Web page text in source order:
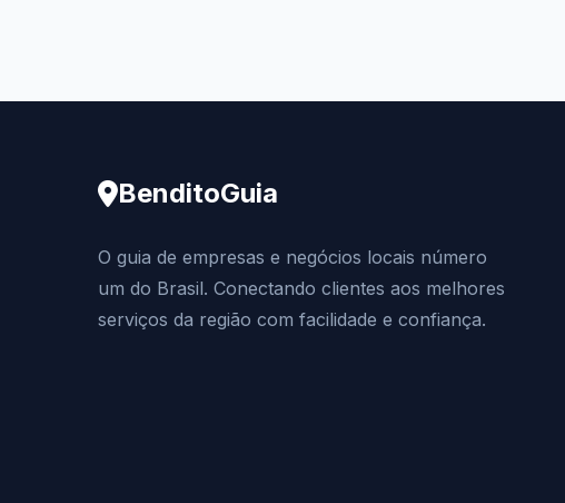
BenditoGuia
O guia de empresas e negócios locais número
um do Brasil. Conectando clientes aos melhores
serviços da região com facilidade e confiança.